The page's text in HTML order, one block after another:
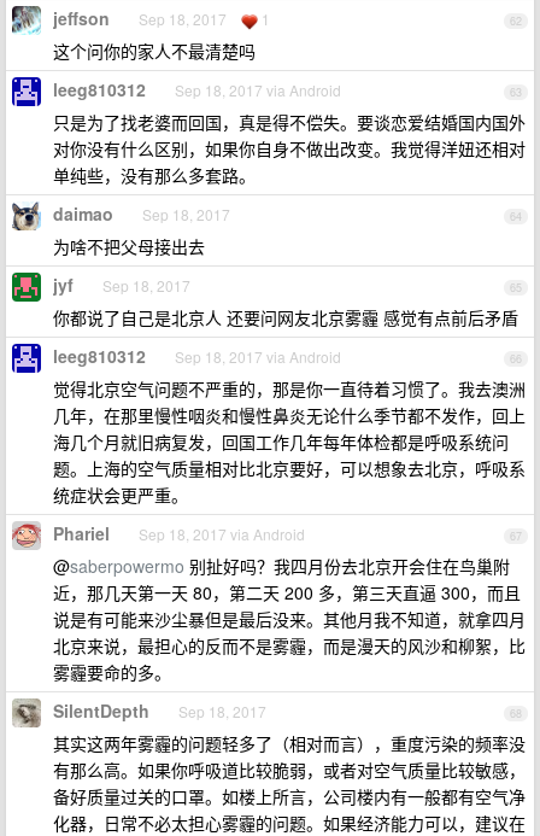
62
jeffson Sep 18, 2017 1
这个问你的家人不最清楚吗
63
leeg810312 Sep 18, 2017 via Android
只是为了找老婆而回国，真是得不偿失。要谈恋爱结婚国内国外
对你没有什么区别，如果你自身不做出改变。我觉得洋妞还相对
单纯些，没有那么多套路。
64
daimao Sep 18, 2017
为啥不把父母接出去
65
jyf Sep 18, 2017
你都说了自己是北京人 还要问网友北京雾霾 感觉有点前后矛盾
66
leeg810312 Sep 18, 2017 via Android
觉得北京空气问题不严重的，那是你一直待着习惯了。我去澳洲
几年，在那里慢性咽炎和慢性鼻炎无论什么季节都不发作，回上
海几个月就旧病复发，回国工作几年每年体检都是呼吸系统问
题。上海的空气质量相对比北京要好，可以想象去北京，呼吸系
统症状会更严重。
67
Phariel Sep 18, 2017 via Android
@saberpowermo 别扯好吗？我四月份去北京开会住在鸟巢附
近，那几天第一天 80，第二天 200 多，第三天直逼 300，而且
说是有可能来沙尘暴但是最后没来。其他月我不知道，就拿四月
北京来说，最担心的反而不是雾霾，而是漫天的风沙和柳絮，比
雾霾要命的多。
68
SilentDepth Sep 18, 2017
其实这两年雾霾的问题轻多了（相对而言），重度污染的频率没
有那么高。如果你呼吸道比较脆弱，或者对空气质量比较敏感，
备好质量过关的口罩。如楼上所言，公司楼内有一般都有空气净
化器，日常不必太担心雾霾的问题。如果经济能力可以，建议在